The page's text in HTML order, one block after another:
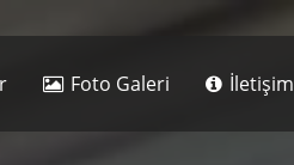
Foto Galeri İletişim